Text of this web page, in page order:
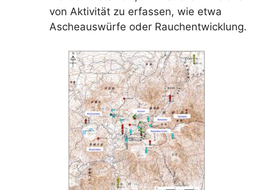
von Aktivität zu erfassen, wie etwa
Ascheauswürfe oder Rauchentwicklung.